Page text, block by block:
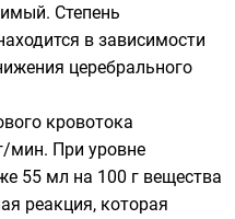
Степень
в зависимости
церебрального
кровотока
мин. При уровне
55 мл на 100 г вещества
реакция, которая